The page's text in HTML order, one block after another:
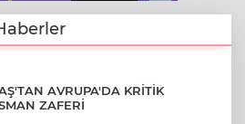
AVRUPA'DA KRİTİK
ZAFERİ